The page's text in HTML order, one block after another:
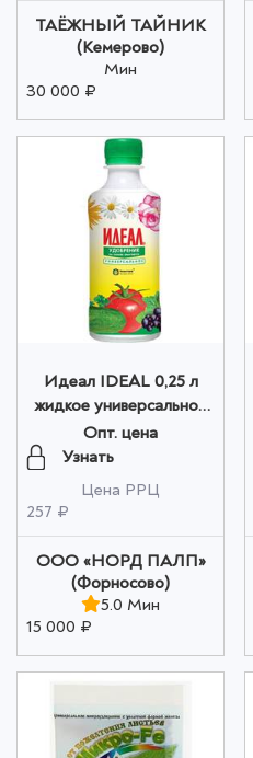
ТАЁЖНЫЙ ТАЙНИК
(Кемерово)
Мин
30 000 ₽
Идеал IDEAL 0,25 л
жидкое универсальное
удобрение на основе
биогумуса для овощей и
Опт. цена
Узнать
Цена РРЦ
257 ₽
ООО «НОРД ПАЛП»
(Форносово)
5.0 Мин
15 000 ₽